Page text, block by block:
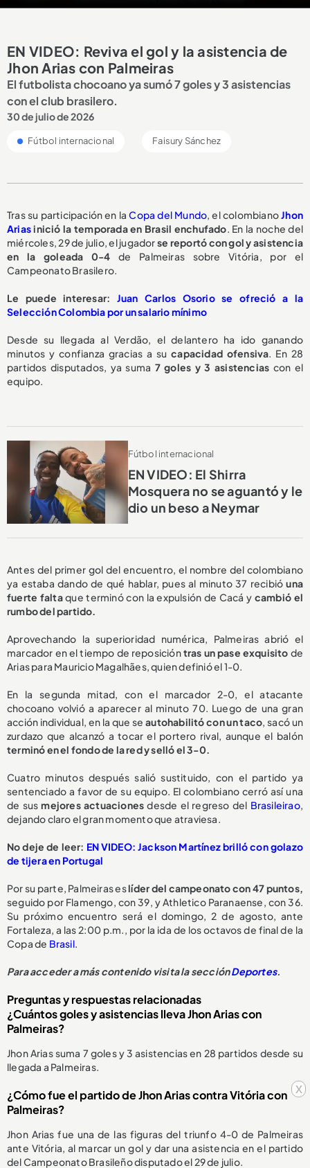
x
EN VIDEO: Reviva el gol y la asistencia de
Jhon Arias con Palmeiras
El futbolista chocoano ya sumó 7 goles y 3 asistencias
con el club brasilero.
30 de julio de 2026
Fútbol internacional Faisury Sánchez
Tras su participación en laCopa del Mundo, el colombianoJhon
Ariasinició la temporada en Brasil enchufado. En la noche del
miércoles, 29 de julio, el jugadorse reportócon gol y asistencia
en la goleada 0-4de Palmeiras sobre Vitória, por el
Campeonato Brasilero.
Le puede interesar: Juan Carlos Osorio se ofreció a la
Selección Colombia por un salario mínimo
Desde su llegada al Verdão, el delantero ha ido ganando
minutos y confianza gracias a sucapacidad ofensiva. En 28
partidos disputados, ya suma 7 goles y 3 asistencias con el
equipo.
Fútbol internacional
EN VIDEO: El Shirra
Mosquera no se aguantó y le
dio un beso a Neymar
Antes del primer gol del encuentro, el nombre del colombiano
ya estaba dando de qué hablar, pues al minuto 37 recibióuna
fuerte faltaque terminó con la expulsión de Cacá y cambió el
rumbo del partido.
Aprovechando la superioridad numérica, Palmeiras abrió el
marcador en el tiempo de reposicióntras un pase exquisito de
Arias para Mauricio Magalhães, quien definió el 1-0.
En la segunda mitad, con el marcador 2-0, el atacante
chocoano volvió a aparecer al minuto 70. Luego de una gran
acción individual, en la que seautohabilitó con un taco, sacó un
zurdazo que alcanzó a tocar el portero rival, aunque el balón
terminó en el fondo de la red y selló el 3-0.
Cuatro minutos después salió sustituido, con el partido ya
sentenciado a favor de su equipo. El colombiano cerró así una
de susmejores actuaciones desde el regreso del Brasileirao,
dejando claro el gran momento que atraviesa.
No deje de leer: EN VIDEO: Jackson Martínez brilló con golazo
de tijera en Portugal
Por su parte, Palmeiras eslíder del campeonato con 47 puntos,
seguido por Flamengo, con 39, y Athletico Paranaense, con 36.
Su próximo encuentro será el domingo, 2 de agosto, ante
Fortaleza, a las 2:00 p.m., por la ida de los octavos de final de la
Copa de Brasil.
Para acceder a más contenido visita la secciónDeportes.
Preguntas y respuestas relacionadas
¿Cuántos goles y asistencias lleva Jhon Arias con
Palmeiras?
Jhon Arias suma 7 goles y 3 asistencias en 28 partidos desde su
llegada a Palmeiras.
¿Cómo fue el partido de Jhon Arias contra Vitória con
Palmeiras?
Jhon Arias fue una de las figuras del triunfo 4-0 de Palmeiras
ante Vitória, al marcar un gol y dar una asistencia en el partido
del Campeonato Brasileño disputado el 29 de julio.